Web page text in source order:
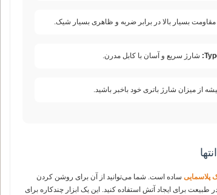
مقاومت بسیار بالا در برابر ضربه و ظاهری بسیار شیک.
شارژ سریع و آسان با کابل مدرن.
از میزان شارژ باتری خود باخبر باشید.
پلاسمایی ساده است. شما می‌توانید از آن برای روشن کردن
طبیعت برای ایجاد آتش استفاده کنید. این یک ابزار چندکاره برای